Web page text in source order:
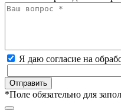
Я даю согласие на
*Поле обязательно для